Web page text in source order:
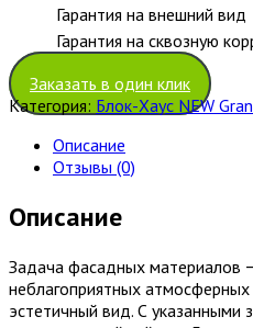
Гарантия на внешний вид
Гарантия на сквозную
Заказать в один клик
Категория: Блок-Хаус NEW
Описание
Отзывы (0)
Описание
Задача фасадных материалов
неблагоприятных
эстетичный вид. С указанными